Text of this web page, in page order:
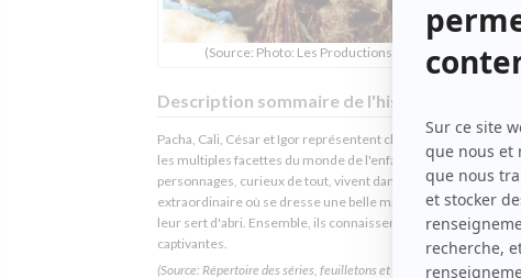
(Source: Photo: Les Productions Megafun Inc.)
Description sommaire de l'histoire
Pacha, Cali, César et Igor représentent chacun à leur manière,
les multiples facettes du monde de l'enfance. Ces jeunes
personnages, curieux de tout, vivent dans un jardin
extraordinaire où se dresse une belle maison abandonnée qui
leur sert d'abri. Ensemble, ils connaissent des aventures
captivantes.
(Source: Répertoire des séries, feuilletons et téléromans québécois,